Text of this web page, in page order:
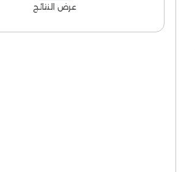
عرض النتائج